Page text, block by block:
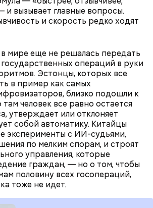
вызывает главные вопросы.
и скорость редко ходят
мире еще не решалась передать
операций в руки
Эстонцы, которых все
в пример как самых
близко подошли к
человек все равно остается
утверждает или отклоняет
собой автоматику. Китайцы
эксперименты с ИИ-судьями,
по мелким спорам, и строят
управления, которые
граждан, — но о том, чтобы
половину всех госопераций,
тоже не идет.